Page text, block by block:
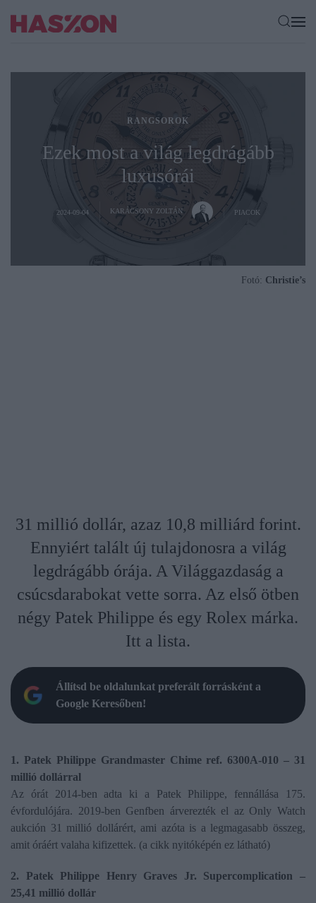
RANGSOROK
Ezek most a világ legdrágább
luxusórái
2024-09-04 KARÁCSONY ZOLTÁN PIACOK
Fotó: Christie’s
31 millió dollár, azaz 10,8 milliárd forint.
Ennyiért talált új tulajdonosra a világ
legdrágább órája. A Világgazdaság a
csúcsdarabokat vette sorra. Az első ötben
négy Patek Philippe és egy Rolex márka.
Itt a lista.
Állítsd be oldalunkat preferált forrásként a
Google Keresőben!
1. Patek Philippe Grandmaster Chime ref. 6300A-010 – 31
millió dollárral
Az órát 2014-ben adta ki a Patek Philippe, fennállása 175.
évfordulójára. 2019-ben Genfben árverezték el az Only Watch
aukción 31 millió dollárért, ami azóta is a legmagasabb összeg,
amit óráért valaha kifizettek. (a cikk nyitóképén ez látható)
2. Patek Philippe Henry Graves Jr. Supercomplication –
25,41 millió dollár